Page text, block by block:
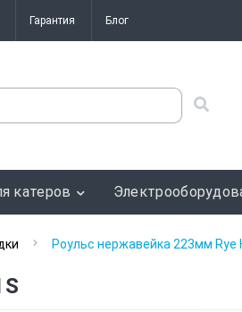
Гарантия Блог
катеров
Роульс нержавейка 223мм Rye